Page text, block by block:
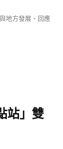
地方發展、回應
站」雙